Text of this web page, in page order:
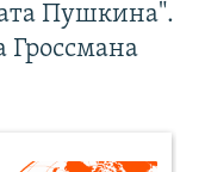
Пушкина".
Гроссмана